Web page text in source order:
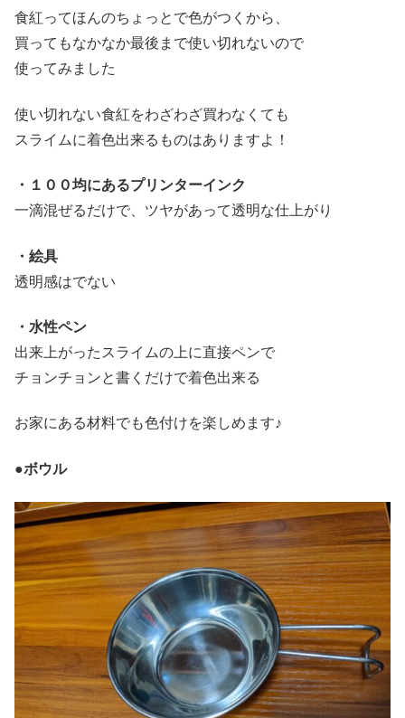
食紅ってほんのちょっとで色がつくから、
買ってもなかなか最後まで使い切れないので
使ってみました
使い切れない食紅をわざわざ買わなくても
スライムに着色出来るものはありますよ！
・１００均にあるプリンターインク
一滴混ぜるだけで、ツヤがあって透明な仕上がり
・絵具
透明感はでない
・水性ペン
出来上がったスライムの上に直接ペンで
チョンチョンと書くだけで着色出来る
お家にある材料でも色付けを楽しめます♪
●ボウル